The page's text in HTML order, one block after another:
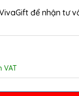
để nhận tư
VAT